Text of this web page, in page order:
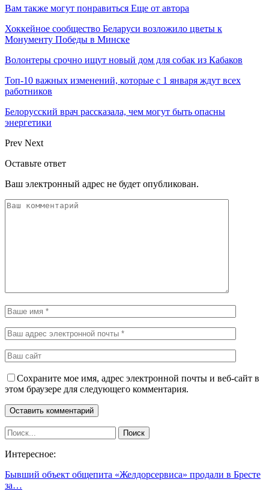
Вам также могут понравиться Еще от автора
Хоккейное сообщество Беларуси возложило цветы к
Монументу Победы в Минске
Волонтеры срочно ищут новый дом для собак из Кабаков
Топ-10 важных изменений, которые с 1 января ждут всех
работников
Белорусский врач рассказала, чем могут быть опасны
энергетики
Prev Next
Оставьте ответ
Ваш электронный адрес не будет опубликован.
Сохраните мое имя, адрес электронной почты и веб-сайт в
этом браузере для следующего комментария.
Интересное:
Бывший объект общепита «Желдорсервиса» продали в Бресте
за…